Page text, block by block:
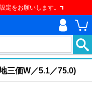
定をお願いします。
三価W／5.1／75.0)